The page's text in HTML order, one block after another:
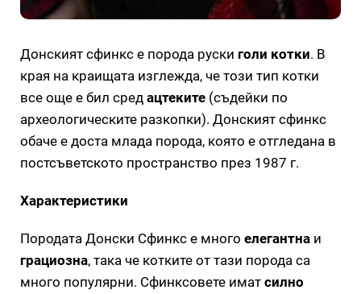
Донският сфинкс е порода руски голи котки. В
края на краищата изглежда, че този тип котки
все още е бил сред ацтеките (съдейки по
археологическите разкопки). Донският сфинкс
обаче е доста млада порода, която е отгледана в
постсъветското пространство през 1987 г.
Характеристики
Породата Донски Сфинкс е много елегантна и
грациозна, така че котките от тази порода са
много популярни. Сфинксовете имат силно